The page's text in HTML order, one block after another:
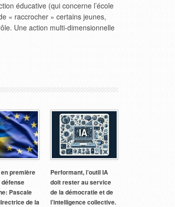
éducative (qui concerne l’école
« raccrocher » certains jeunes,
Une action multi-dimensionnelle
en première
défense
Pascale
de la
Performant, l’outil IA
doit rester au service
de la démocratie et de
l’intelligence collective.